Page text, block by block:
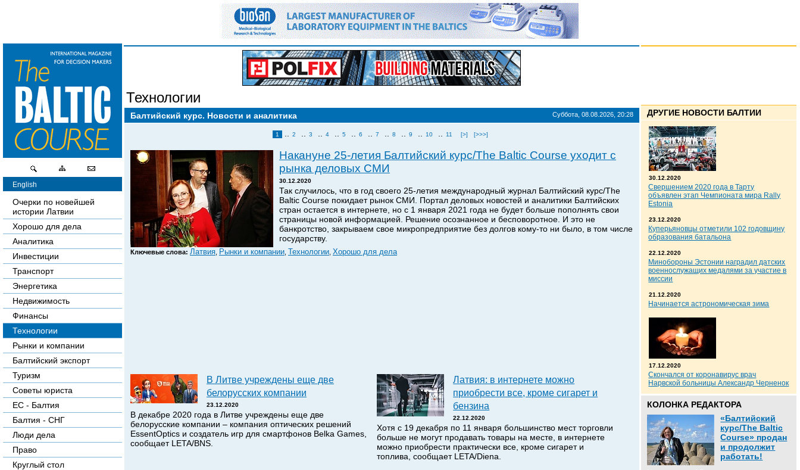
Технологии
Балтийский курс. Новости и аналитика Суббота, 08.08.2026, 20:28
1 2 3 4 5 6 7 8 9 10 11 [>] [>>>]
Накануне 25-летия Балтийский курс/The Baltic Course уходит с
рынка деловых СМИ
30.12.2020
Так случилось, что в год своего 25-летия международный журнал Балтийский курс/The
Baltic Course покидает рынок СМИ. Портал деловых новостей и аналитики Балтийских
стран остается в интернете, но с 1 января 2021 года не будет больше пополнять свои
страницы новой информацией. Решение осознанное и бесповоротное. И это не
банкротство, закрываем свое микропредприятие без долгов кому-то ни было, в том числе
государству.
Ключевые слова: Латвия Рынки и компании Технологии Хорошо для дела
В Литве учреждены еще две
белорусских компании
23.12.2020
В декабре 2020 года в Литве учреждены еще две
белорусские компании – компания оптических решений
EssentOptics и создатель игр для смартфонов Belka Games,
сообщает LETA/BNS.
Латвия: в интернете можно
приобрести все, кроме сигарет и
бензина
22.12.2020
Хотя с 19 декабря по 11 января большинство мест торговли
больше не могут продавать товары на месте, в интернете
можно приобрести практически все, кроме сигарет и
топлива, сообщает LETA/Diena.
English
Очерки по новейшей
истории Латвии
Хорошо для дела
Аналитика
Инвестиции
Транспорт
Энергетика
Недвижимость
Финансы
Технологии
Рынки и компании
Балтийский экспорт
Туризм
Советы юриста
ЕС - Балтия
Балтия - СНГ
Люди дела
Право
Круглый стол
ДРУГИЕ НОВОСТИ БАЛТИИ
30.12.2020
Свершением 2020 года в Тарту
объявлен этап Чемпионата мира Rally
Estonia
23.12.2020
Куперьяновцы отметили 102 годовщину
образования батальона
22.12.2020
Минобороны Эстонии наградил датских
военнослужащих медалями за участие в
миссии
21.12.2020
Начинается астрономическая зима
17.12.2020
Скончался от коронавирус врач
Нарвской больницы Александр Черненок
КОЛОНКА РЕДАКТОРА
«Балтийский
курс/The Baltic
Course» продан
и продолжит
работать!